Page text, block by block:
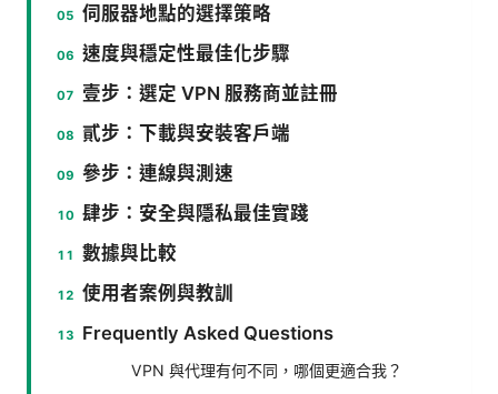
伺服器地點的選擇策略
速度與穩定性最佳化步驟
壹步：選定 VPN 服務商並註冊
貳步：下載與安裝客戶端
參步：連線與測速
肆步：安全與隱私最佳實踐
數據與比較
使用者案例與教訓
Frequently Asked Questions
VPN 與代理有何不同，哪個更適合我？